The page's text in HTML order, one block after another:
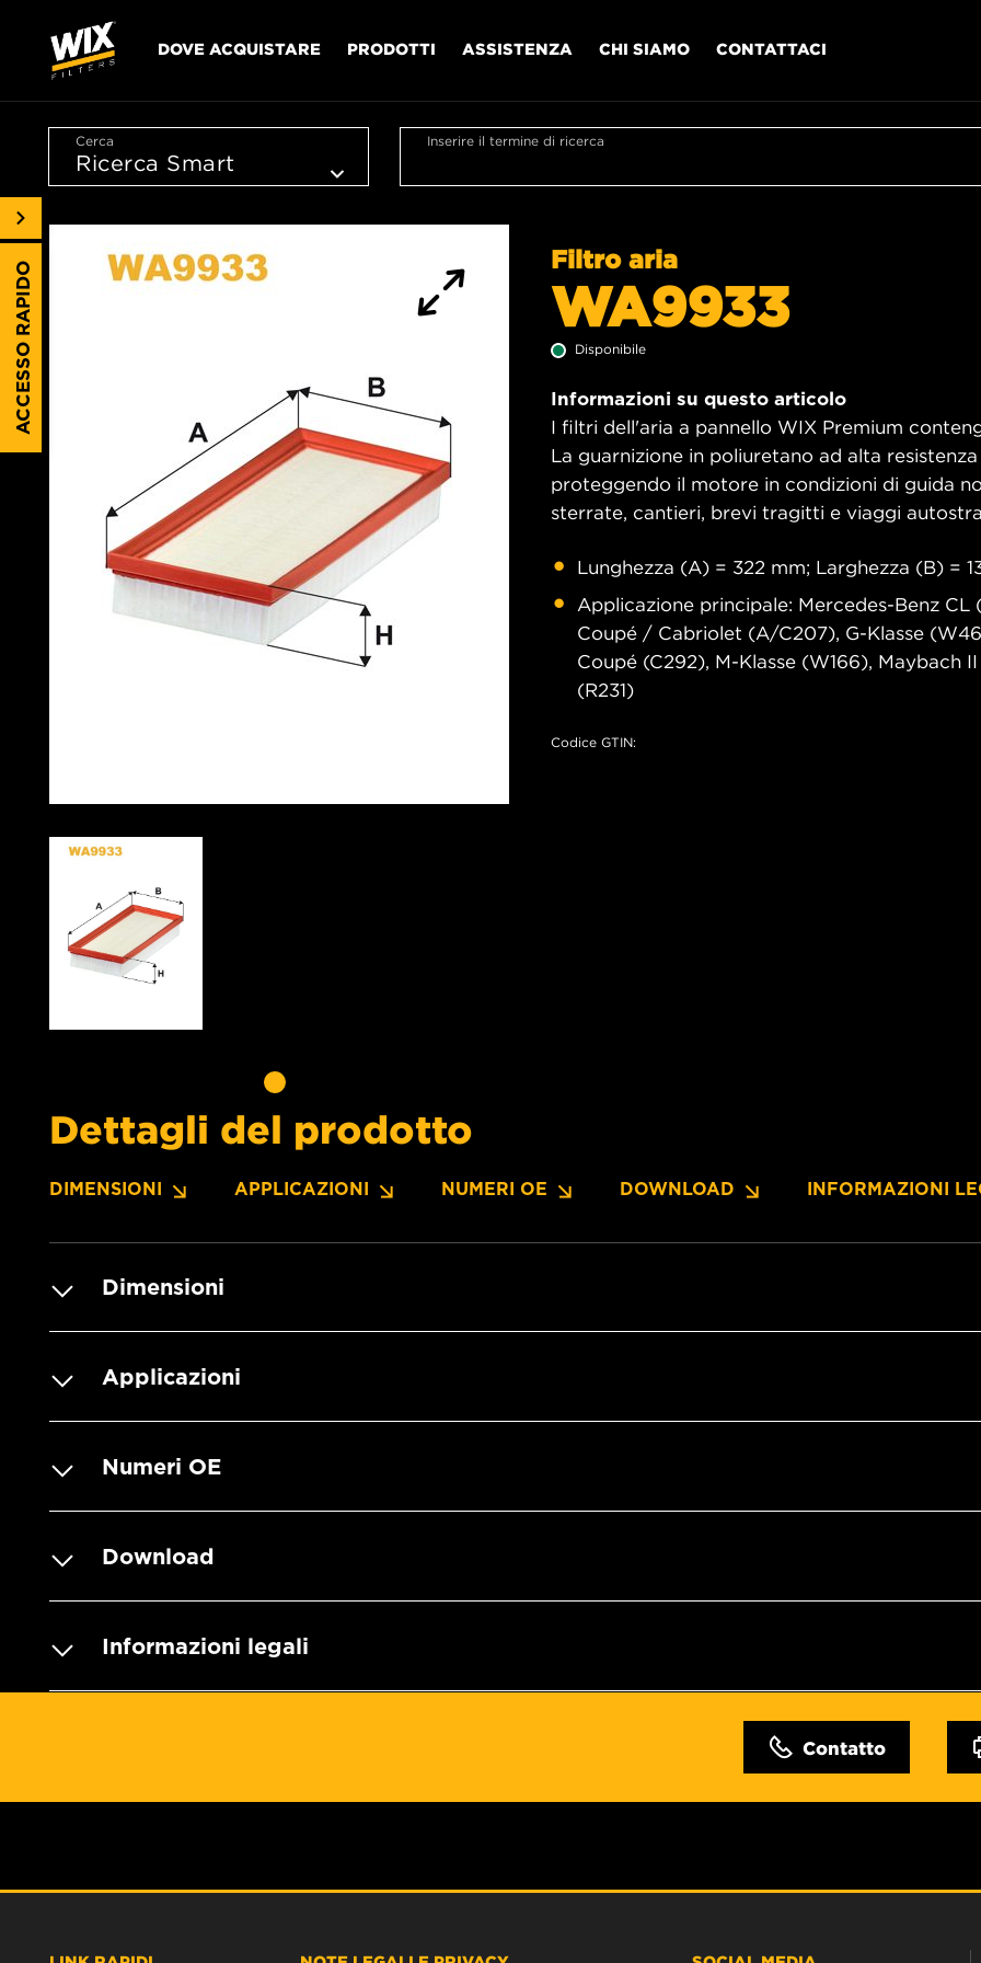
DOVE ACQUISTARE PRODOTTI ASSISTENZA CHI SIAMO CONTATTACI
Cerca Inserire il termine di ricerca
Filtro aria
WA9933
Disponibile
Informazioni su questo articolo
I filtri dell'aria a pannello WIX Premium
La guarnizione in poliuretano ad alta
proteggendo il motore in condizioni di guida
sterrate, cantieri, brevi tragitti e viaggi
Lunghezza (A) = 322 mm; Larghezza (B) =
Applicazione principale: Mercedes-Benz CL
Coupé / Cabriolet (A/C207), G-Klasse
Coupé (C292), M-Klasse (W166), Maybach
(R231)
Codice GTIN:
Dettagli del prodotto
DIMENSIONI APPLICAZIONI NUMERI OE DOWNLOAD INFORMAZIONI
Dimensioni
Applicazioni
Numeri OE
Download
Informazioni legali
Contatto
ACCESSO RAPIDO